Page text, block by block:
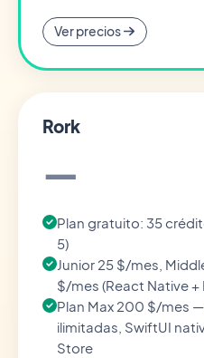
Ver precios
Rork
—
Plan gratuito: 35
5)
Junior 25 $/mes,
$/mes (React Native +
Plan Max 200 $/mes
ilimitadas, SwiftUI
Store